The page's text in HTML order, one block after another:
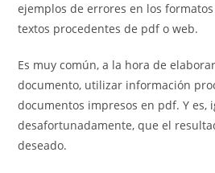
ejemplos de errores en los
textos procedentes de pdf o web.
Es muy común, a la hora de
documento, utilizar información
documentos impresos en pdf. Y es,
desafortunadamente, que el
deseado.